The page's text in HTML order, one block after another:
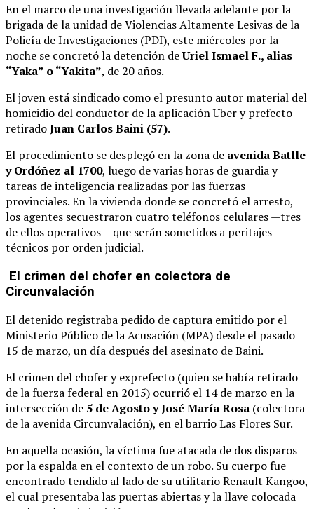
En el marco de una investigación llevada adelante por la
brigada de la unidad de Violencias Altamente Lesivas de la
Policía de Investigaciones (PDI), este miércoles por la
noche se concretó la detención deUriel Ismael F., alias
“Yaka” o “Yakita”, de 20 años.
El joven está sindicado como el presunto autor material del
homicidio del conductor de la aplicación Uber y prefecto
retiradoJuan Carlos Baini (57).
El procedimiento se desplegó en la zona de avenida Batlle
y Ordóñez al 1700, luego de varias horas de guardia y
tareas de inteligencia realizadas por las fuerzas
provinciales. En la vivienda donde se concretó el arresto,
los agentes secuestraron cuatro teléfonos celulares —tres
de ellos operativos— que serán sometidos a peritajes
técnicos por orden judicial.
El crimen del chofer en colectora de
Circunvalación
El detenido registraba pedido de captura emitido por el
Ministerio Público de la Acusación (MPA) desde el pasado
15 de marzo, un día después del asesinato de Baini.
El crimen del chofer y exprefecto (quien se había retirado
de la fuerza federal en 2015) ocurrió el 14 de marzo en la
intersección de 5 de Agosto y José María Rosa (colectora
de la avenida Circunvalación), en el barrio Las Flores Sur.
En aquella ocasión, la víctima fue atacada de dos disparos
por la espalda en el contexto de un robo. Su cuerpo fue
encontrado tendido al lado de su utilitario Renault Kangoo,
el cual presentaba las puertas abiertas y la llave colocada